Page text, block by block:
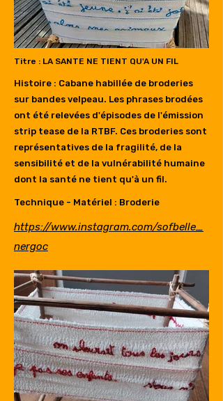
Titre : LA SANTE NE TIENT QU'A UN FIL
Histoire : Cabane habillée de broderies
sur bandes velpeau. Les phrases brodées
ont été relevées d'épisodes de l'émission
strip tease de la RTBF. Ces broderies sont
représentatives de la fragilité, de la
sensibilité et de la vulnérabilité humaine
dont la santé ne tient qu'à un fil.
Technique - Matériel : Broderie
https://www.instagram.com/sofbelle_
nergoc